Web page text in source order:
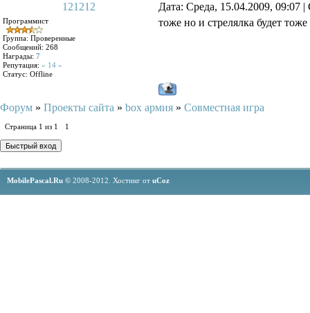
121212 Дата: Среда, 15.04.2009, 09:07
Программист
Группа: Проверенные
Сообщений: 268
Награды: 7
Репутация: « 14 »
Статус: Offline
тоже но и стрелялка будет
Форум » Проекты сайта » box армия » Совместная игра
Страница 1 из 1 1
MobilePascal.Ru © 2008-2012. Хостинг от uCoz